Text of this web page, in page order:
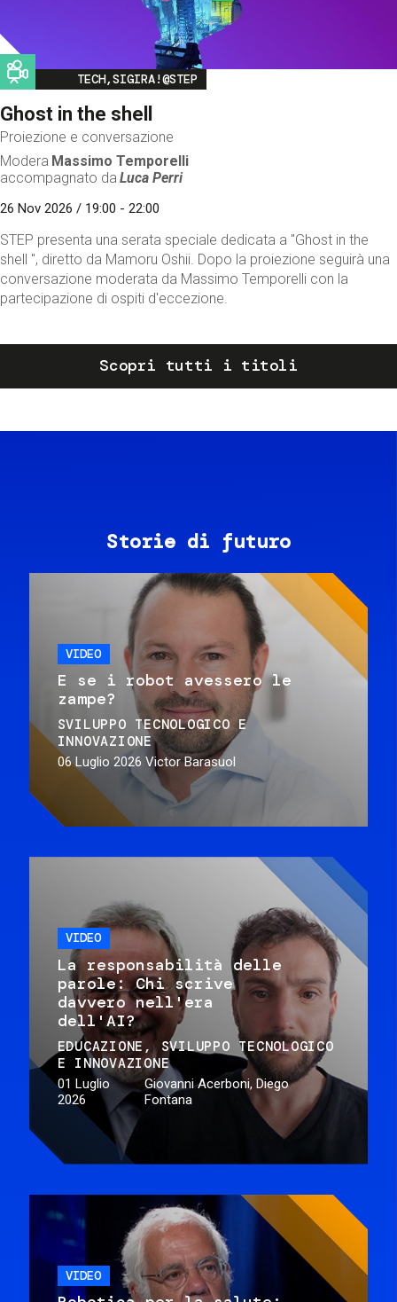
Image
TECH,SIGIRA!@STEP
Ghost in the shell
Proiezione e conversazione
Modera Massimo Temporelli
accompagnato da Luca Perri
26 Nov 2026 / 19:00 - 22:00
STEP presenta una serata speciale dedicata a "Ghost in the
shell ", diretto da Mamoru Oshii. Dopo la proiezione seguirà una
conversazione moderata da Massimo Temporelli con la
partecipazione di ospiti d'eccezione.
Scopri tutti i titoli
Storie di futuro
VIDEO
E se i robot avessero le
zampe?
SVILUPPO TECNOLOGICO E
INNOVAZIONE
06 Luglio 2026 Victor Barasuol
VIDEO
La responsabilità delle
parole: Chi scrive
davvero nell'era
dell'AI?
EDUCAZIONE
SVILUPPO TECNOLOGICO
E INNOVAZIONE
01 Luglio
2026
Giovanni Acerboni, Diego
Fontana
VIDEO